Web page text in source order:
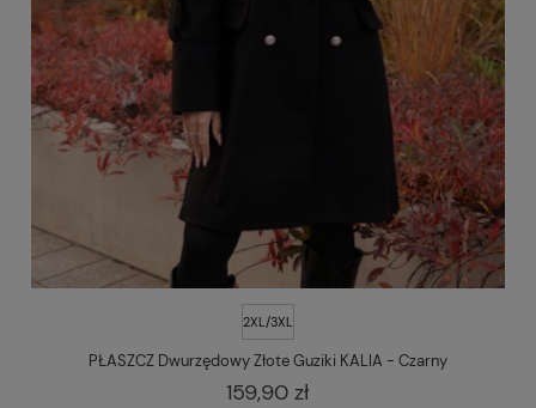
2XL/3XL
PŁASZCZ Dwurzędowy Złote Guziki KALIA - Czarny
159,90 zł